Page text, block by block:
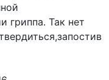
гриппа. Так нет